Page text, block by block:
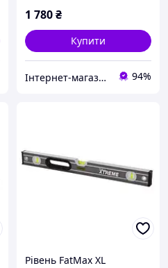
1 780₴
Купити
Інтернет-магазин будівельних інструментів та садової техніки VolynTools 94%
Рівень FatMax XL